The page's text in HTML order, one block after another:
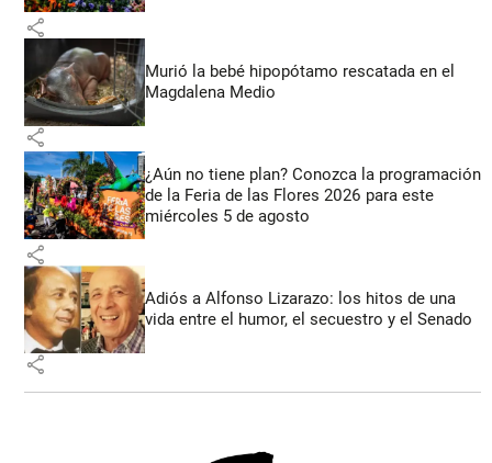
share
Murió la bebé hipopótamo rescatada en el
Magdalena Medio
share
¿Aún no tiene plan? Conozca la programación
de la Feria de las Flores 2026 para este
miércoles 5 de agosto
share
Adiós a Alfonso Lizarazo: los hitos de una
vida entre el humor, el secuestro y el Senado
share